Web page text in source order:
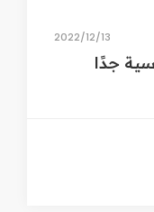
13‏/12‏/2022
جدًا